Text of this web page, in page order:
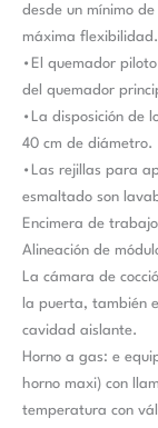
desde un mínimo
máxima flexibilidad.
•El quemador
del quemador
•La disposición de
40 cm de diámetro.
•Las rejillas para
esmaltado son
Encimera de
Alineación de
La cámara de
la puerta, también
cavidad aislante.
Horno a gas: e
horno maxi) con
temperatura con